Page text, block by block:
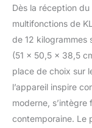
Dès la réception
multifonctions de
de 12 kilogrammes
(51 x 50,5 x 38,5
place de choix sur
l’appareil inspire
moderne,
contemporaine. Le